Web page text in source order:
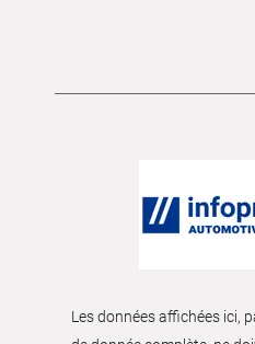
Les données affichées ici,